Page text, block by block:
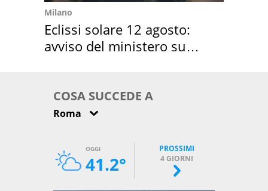
Milano
Eclissi solare 12 agosto:
avviso del ministero su